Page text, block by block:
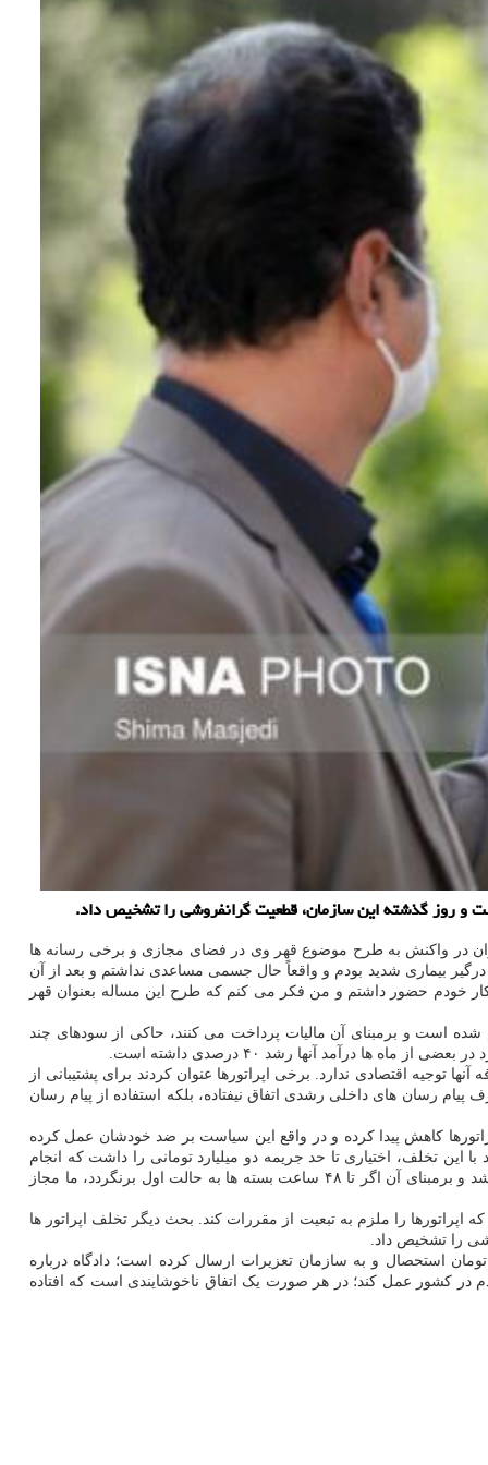
و روز گذشته این سازمان، قطعیت گرانفروشی را تشخیص داد.
در واکنش به طرح موضوع قهر وی در فضای مجازی و برخی رسانه ها
بیماری شدید بودم و واقعاً حال جسمی مساعدی نداشتم و بعد از آن
خودم حضور داشتم و من فکر می کنم که طرح این مساله بعنوان قهر
است و برمبنای آن مالیات پرداخت می کنند، حاکی از سودهای چند
درآمد آنها رشد ۴۰ درصدی داشته است.
توجیه اقتصادی ندارد. برخی اپراتورها عنوان کردند برای پشتیبانی از
رسان های داخلی رشدی اتفاق نیفتاده، بلکه استفاده از پیام رسان
کاهش پیدا کرده و در واقع این سیاست بر ضد خودشان عمل کرده
تخلف، اختیاری تا حد جریمه دو میلیارد تومانی را داشت که انجام
شد. بعد از آن از دولت درخواست شد اختیارات بیشتری به این وزارتخانه بدهد تا بتواند با تخلفات، جدی تر برخورد کند که روز گذشته این مصوبه صادر شد و برمبنای آن اگر تا ۴۸ ساعت بسته ها به حالت اول برنگردد، ما مجاز
اپراتورها را ملزم به تبعیت از مقررات کند. بحث دیگر تخلف اپراتور ها
را تشخیص داد.
آن جا که آماری در این خصوص ارائه نشده است، سازمان تنظیم مقررات حجم گران فروشی اپراتورها را مبلغ ۶۰۰ میلیارد تومان استحصال و به سازمان تعزیرات ارسال کرده است؛ دادگاه درباره
کشور عمل کند؛ در هر صورت یک اتفاق ناخوشایندی است که افتاده